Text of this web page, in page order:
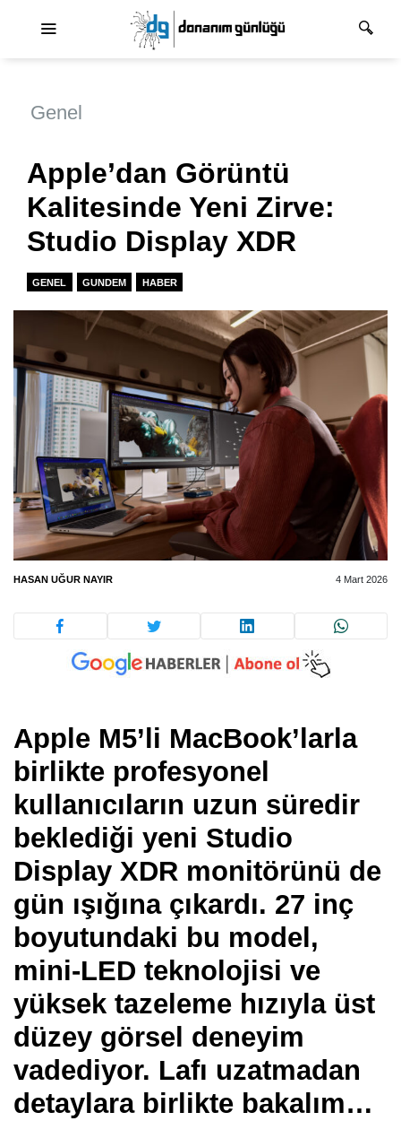
Genel
Apple’dan Görüntü
Kalitesinde Yeni Zirve:
Studio Display XDR
GENEL GUNDEM HABER
HASAN UĞUR NAYIR 4 Mart 2026
Apple M5’li MacBook’larla
birlikte profesyonel
kullanıcıların uzun süredir
beklediği yeni Studio
Display XDR monitörünü de
gün ışığına çıkardı. 27 inç
boyutundaki bu model,
mini-LED teknolojisi ve
yüksek tazeleme hızıyla üst
düzey görsel deneyim
vadediyor. Lafı uzatmadan
detaylara birlikte bakalım…